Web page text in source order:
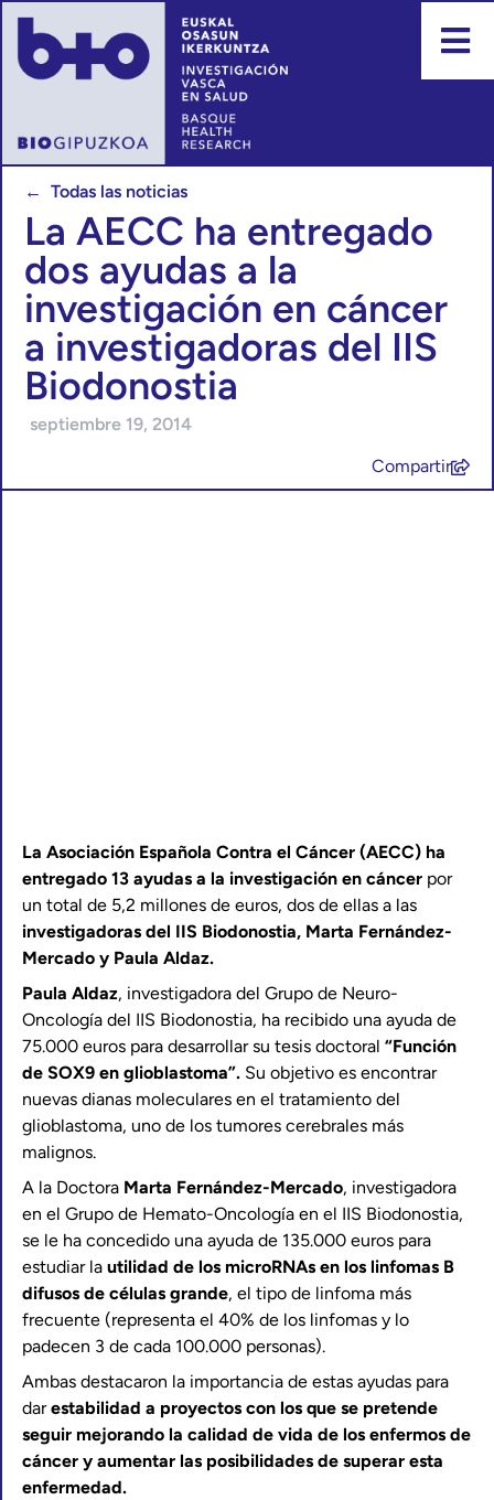
← Todas las noticias
La AECC ha entregado
dos ayudas a la
investigación en cáncer
a investigadoras del IIS
Biodonostia
septiembre 19, 2014
Compartir
La Asociación Española Contra el Cáncer (AECC) ha
entregado 13 ayudas a la investigación en cáncer por
un total de 5,2 millones de euros, dos de ellas a las
investigadoras del IIS Biodonostia, Marta Fernández-
Mercado y Paula Aldaz.
Paula Aldaz, investigadora del Grupo de Neuro-
Oncología del IIS Biodonostia, ha recibido una ayuda de
75.000 euros para desarrollar su tesis doctoral “Función
de SOX9 en glioblastoma”. Su objetivo es encontrar
nuevas dianas moleculares en el tratamiento del
glioblastoma, uno de los tumores cerebrales más
malignos.
A la Doctora Marta Fernández-Mercado, investigadora
en el Grupo de Hemato-Oncología en el IIS Biodonostia,
se le ha concedido una ayuda de 135.000 euros para
estudiar la utilidad de los microRNAs en los linfomas B
difusos de células grande, el tipo de linfoma más
frecuente (representa el 40% de los linfomas y lo
padecen 3 de cada 100.000 personas).
Ambas destacaron la importancia de estas ayudas para
darestabilidad a proyectos con los que se pretende
seguir mejorando la calidad de vida de los enfermos de
cáncer y aumentar las posibilidades de superar esta
enfermedad.